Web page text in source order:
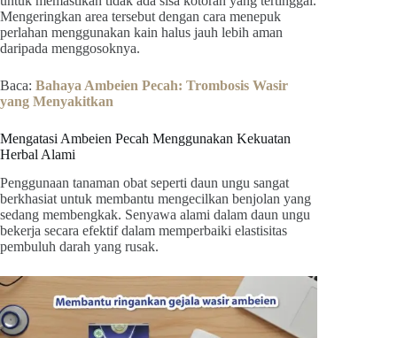
Mengeringkan area tersebut dengan cara menepuk
perlahan menggunakan kain halus jauh lebih aman
daripada menggosoknya.
Baca: Bahaya Ambeien Pecah: Trombosis Wasir
yang Menyakitkan
Mengatasi Ambeien Pecah Menggunakan Kekuatan
Herbal Alami
Penggunaan tanaman obat seperti daun ungu sangat
berkhasiat untuk membantu mengecilkan benjolan yang
sedang membengkak. Senyawa alami dalam daun ungu
bekerja secara efektif dalam memperbaiki elastisitas
pembuluh darah yang rusak.